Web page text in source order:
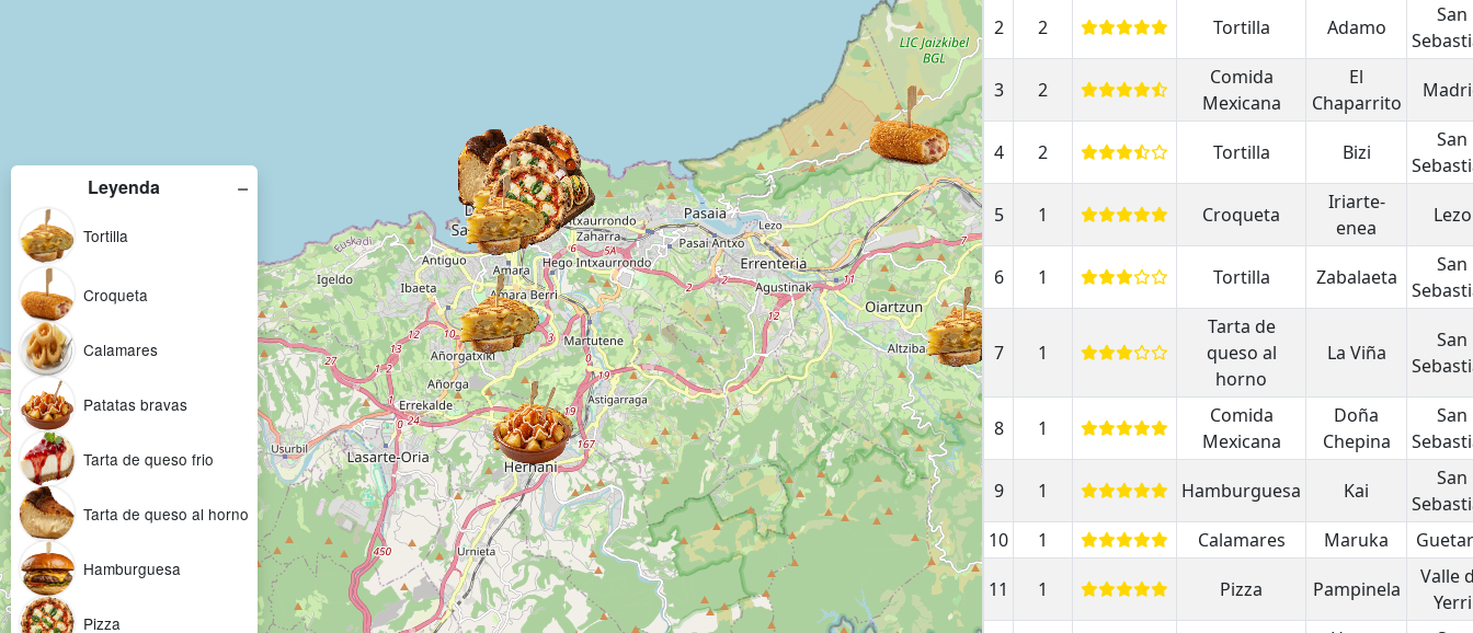
Leyenda −
Tortilla
Croqueta
Calamares
Patatas bravas
Tarta de queso frio
Tarta de queso al horno
Hamburguesa
Pizza
2 2 Tortilla Adamo
San
3 2
Comida
Mexicana
El
Chaparrito
4 2 Tortilla Bizi
San
5 1 Croqueta
Iriarte-
enea
Lezo
6 1 Tortilla Zabalaeta
San
7 1
Tarta de
queso al
horno
La Viña
San
8 1
Comida
Mexicana
Doña
Chepina
San
9 1 Hamburguesa Kai
San
10
1 Calamares Maruka
11 1 Pizza Pampinela
Valle
Yerri